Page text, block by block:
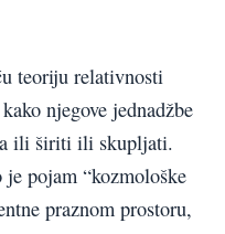
teoriju relativnosti
njegove jednadžbe
ili širiti ili skupljati.
pojam “kozmološke
praznom prostoru,